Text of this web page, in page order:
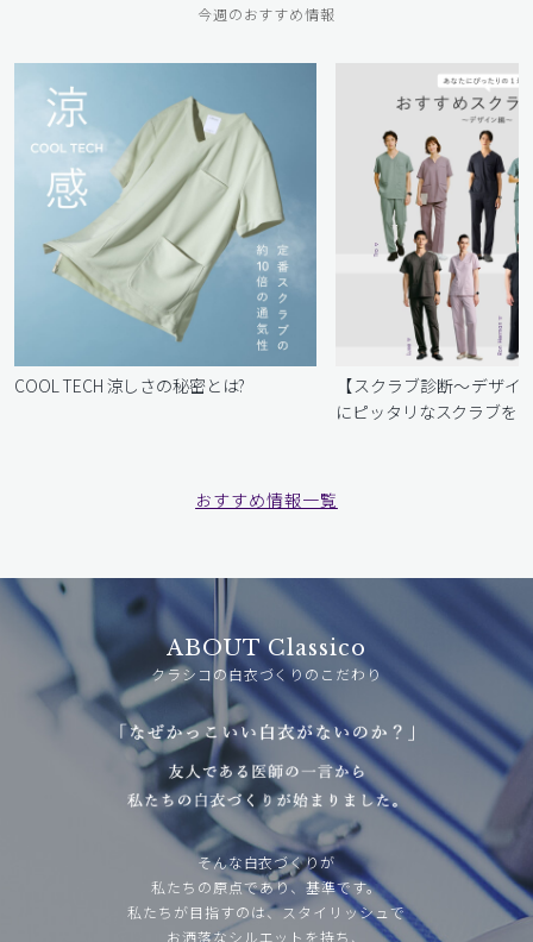
今週のおすすめ情報
COOL TECH 涼しさの秘密とは?
【スクラブ診断〜デザイ
にピッタリなスクラブを
おすすめ情報一覧
ABOUT Classico
クラシコの白衣づくりのこだわり
そんな白衣づくりが
私たちの原点であり、基準です。
私たちが目指すのは、スタイリッシュで
お洒落なシルエットを持ち、